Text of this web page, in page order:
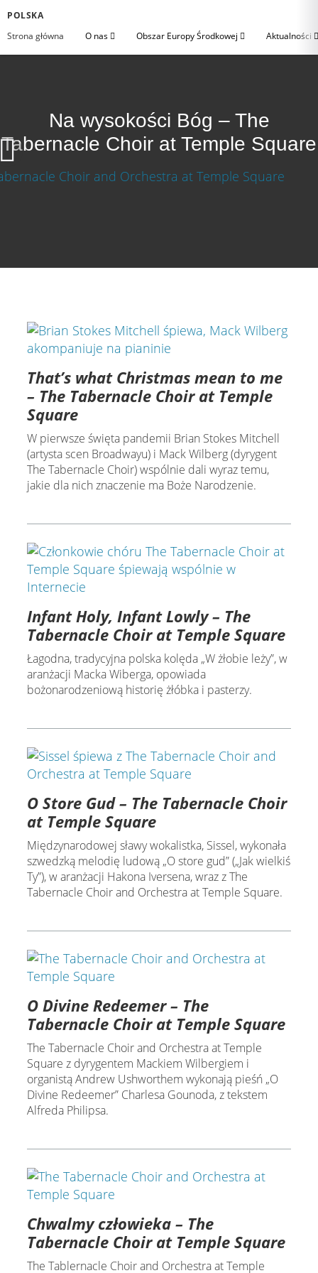
POLSKA
Strona główna
O nas Obszar Europy Środkowej Aktualności
Na wysokości Bóg – The
Tabernacle Choir at Temple Square
That’s what Christmas mean to me
– The Tabernacle Choir at Temple
Square
W pierwsze święta pandemii Brian Stokes Mitchell
(artysta scen Broadwayu) i Mack Wilberg (dyrygent
The Tabernacle Choir) wspólnie dali wyraz temu,
jakie dla nich znaczenie ma Boże Narodzenie.
Infant Holy, Infant Lowly – The
Tabernacle Choir at Temple Square
Łagodna, tradycyjna polska kolęda „W żłobie leży”, w
aranżacji Macka Wiberga, opowiada
bożonarodzeniową historię żłóbka i pasterzy.
O Store Gud – The Tabernacle Choir
at Temple Square
Międzynarodowej sławy wokalistka, Sissel, wykonała
szwedzką melodię ludową „O store gud” („Jak wielkiś
Ty”), w aranżacji Hakona Iversena, wraz z The
Tabernacle Choir and Orchestra at Temple Square.
O Divine Redeemer – The
Tabernacle Choir at Temple Square
The Tabernacle Choir and Orchestra at Temple
Square z dyrygentem Mackiem Wilbergiem i
organistą Andrew Ushworthem wykonają pieśń „O
Divine Redeemer” Charlesa Gounoda, z tekstem
Alfreda Philipsa.
Chwalmy człowieka – The
Tabernacle Choir at Temple Square
The Tablernacle Choir and Orchestra at Temple